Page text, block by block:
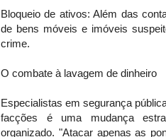
Bloqueio de ativos: Além das
de bens móveis e imóveis
crime.
O combate à lavagem de dinheiro
Especialistas em segurança
facções é uma mudança
organizado. "Atacar apenas as